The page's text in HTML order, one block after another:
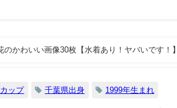
のかわいい画像30枚【水着あり！ヤバいです！】
カップ 千葉県出身 1999年生まれ